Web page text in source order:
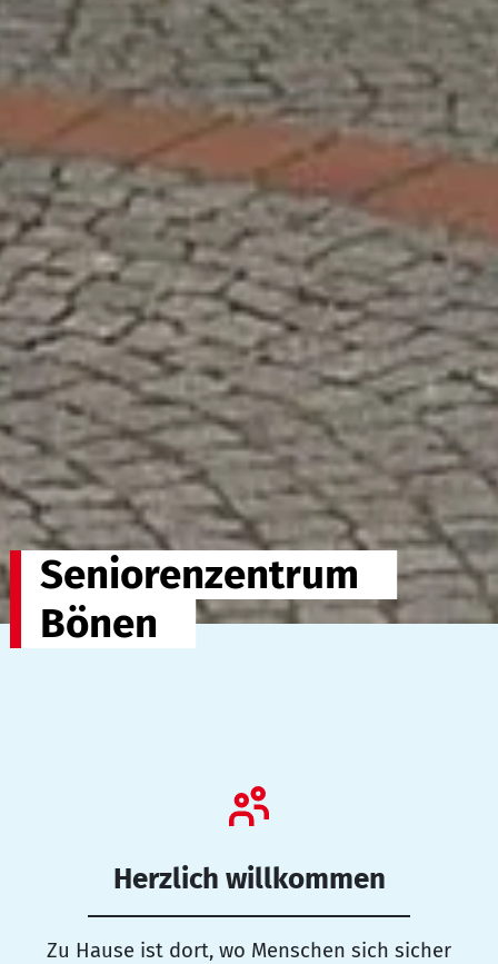
Seniorenzentrum
Bönen
Herzlich willkommen
Zu Hause ist dort, wo Menschen sich sicher